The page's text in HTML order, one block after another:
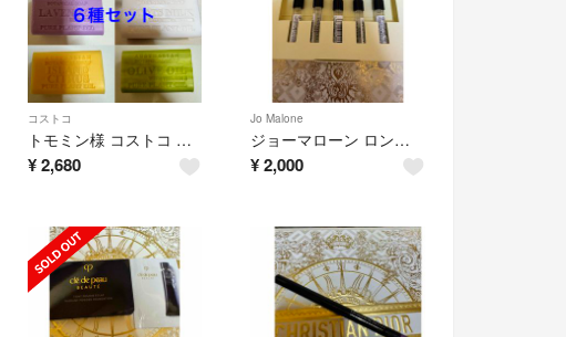
コストコ
トモミン様 コストコ オーストラリアン ボタニカル ソープ 8個セット
¥ 2,680
Jo Malone
ジョーマローン ロンドン コロン ディスカバリー コレクション
¥2,000